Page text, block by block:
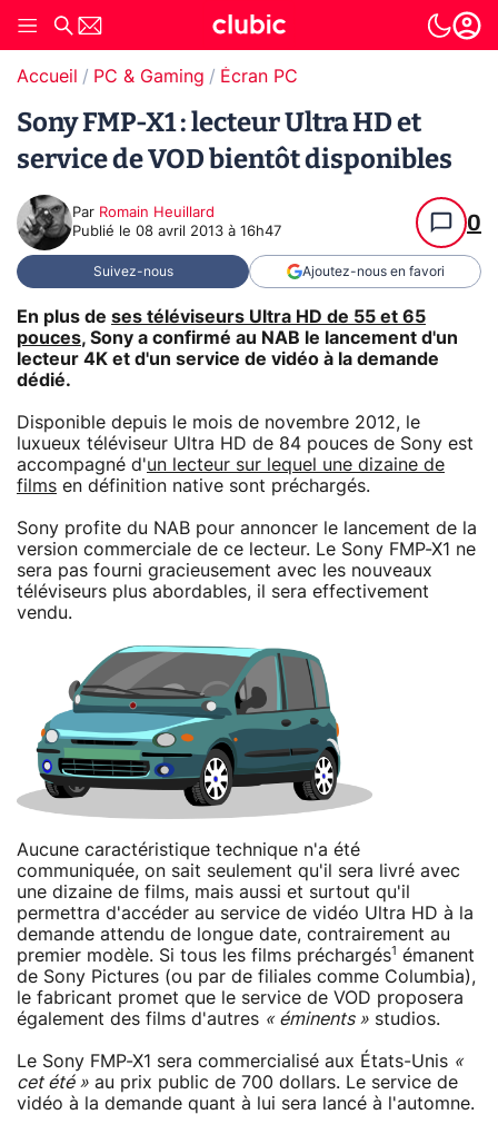
Accueil PC & Gaming Écran PC
Sony FMP-X1 : lecteur Ultra HD et
service de VOD bientôt disponibles
Par Romain Heuillard
Publié le 08 avril 2013 à 16h47 0
Suivez-nous Ajoutez-nous en favori
En plus de ses téléviseurs Ultra HD de 55 et 65
pouces, Sony a confirmé au NAB le lancement d'un
lecteur 4K et d'un service de vidéo à la demande
dédié.
Disponible depuis le mois de novembre 2012, le
luxueux téléviseur Ultra HD de 84 pouces de Sony est
accompagné d'un lecteur sur lequel une dizaine de
films en définition native sont préchargés.
Sony profite du NAB pour annoncer le lancement de la
version commerciale de ce lecteur. Le Sony FMP-X1 ne
sera pas fourni gracieusement avec les nouveaux
téléviseurs plus abordables, il sera effectivement
vendu.
Aucune caractéristique technique n'a été
communiquée, on sait seulement qu'il sera livré avec
une dizaine de films, mais aussi et surtout qu'il
permettra d'accéder au service de vidéo Ultra HD à la
demande attendu de longue date, contrairement au
premier modèle. Si tous les films préchargés1
émanent
de Sony Pictures (ou par de filiales comme Columbia),
le fabricant promet que le service de VOD proposera
également des films d'autres « éminents » studios.
Le Sony FMP-X1 sera commercialisé aux États-Unis «
cet été » au prix public de 700 dollars. Le service de
vidéo à la demande quant à lui sera lancé à l'automne.